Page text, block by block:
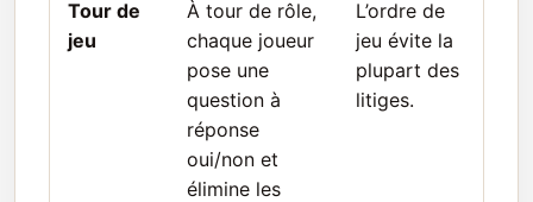
Tour de
jeu
À tour de rôle,
chaque joueur
pose une
question à
réponse
oui/non et
élimine les
L’ordre de
jeu évite la
plupart des
litiges.